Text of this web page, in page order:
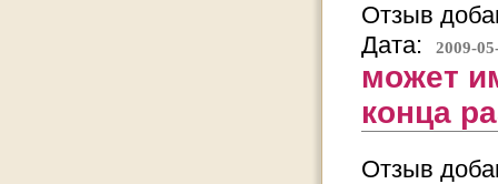
Отзыв
Дата:
2009-
может
конца
Отзыв